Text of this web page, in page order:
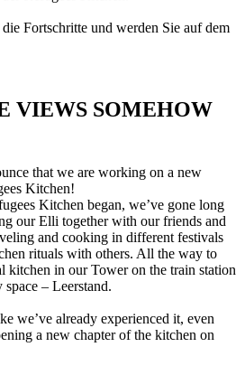
Fortschritte und werden Sie auf dem
VIEWS SOMEHOW
that we are working on a new
Kitchen!
Kitchen began, we’ve gone long
our Elli together with our friends and
and cooking in different festivals
rituals with others. All the way to
kitchen in our Tower on the train station
– Leerstand.
we’ve already experienced it, even
a new chapter of the kitchen on